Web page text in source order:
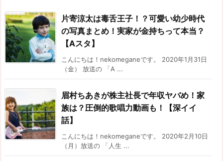
片寄涼太は毒舌王子！？可愛い幼少時代
の写真まとめ！実家が金持ちって本当？
【Aスタ】
こんにちは！nekomeganeです。 2020年1月31日
（金） 放送の 「A ...
眉村ちあきが株主社長で年収ヤバめ！家
族は？圧倒的歌唱力動画も！【深イイ
話】
こんにちは！nekomeganeです。 2020年2月10日
（月）放送の 「人生 ...